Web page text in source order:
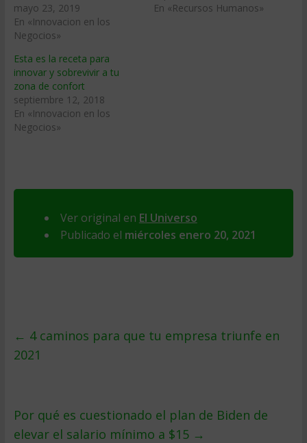
mayo 23, 2019
En «Innovacion en los
Negocios»
En «Recursos Humanos»
Esta es la receta para
innovar y sobrevivir a tu
zona de confort
septiembre 12, 2018
En «Innovacion en los
Negocios»
Ver original en El Universo
Publicado el miércoles enero 20, 2021
← 4 caminos para que tu empresa triunfe en
2021
Por qué es cuestionado el plan de Biden de
elevar el salario mínimo a $15 →